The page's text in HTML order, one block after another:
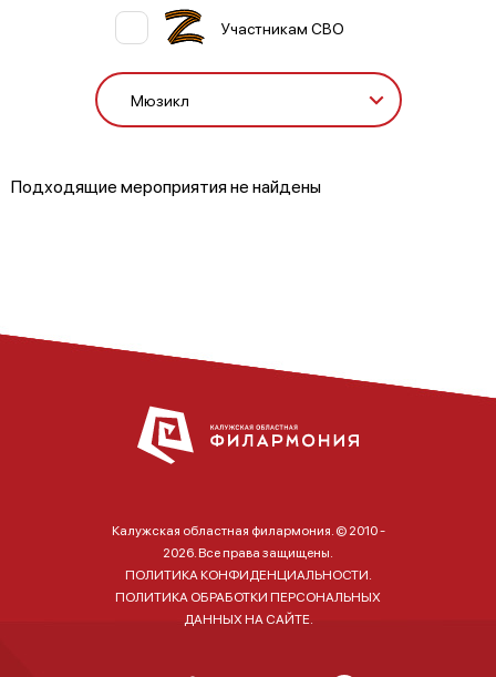
Участникам СВО
Подходящие мероприятия не найдены
Калужская областная филармония. © 2010 -
2026. Все права защищены.
ПОЛИТИКА КОНФИДЕНЦИАЛЬНОСТИ.
ПОЛИТИКА ОБРАБОТКИ ПЕРСОНАЛЬНЫХ
ДАННЫХ НА САЙТЕ.